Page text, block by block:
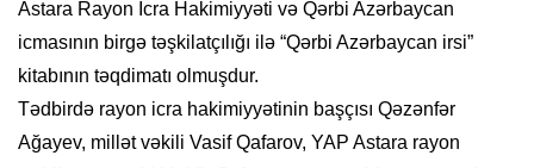
Astara Rayon İcra Hakimiyyəti və Qərbi Azərbaycan
icmasının birgə təşkilatçılığı ilə “Qərbi Azərbaycan irsi”
kitabının təqdimatı olmuşdur.
Tədbirdə rayon icra hakimiyyətinin başçısı Qəzənfər
Ağayev, millət vəkili Vasif Qafarov, YAP Astara rayon